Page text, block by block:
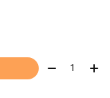
Quantité: